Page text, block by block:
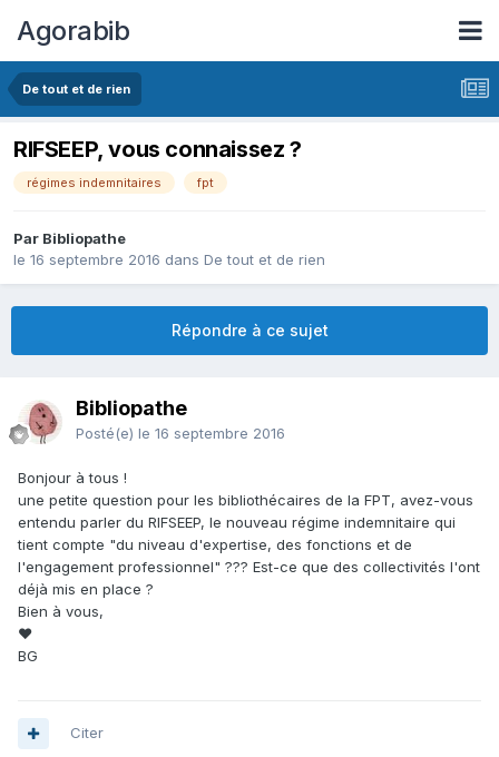
Agorabib
De tout et de rien
RIFSEEP, vous connaissez ?
régimes indemnitaires fpt
Par Bibliopathe
le 16 septembre 2016 dans De tout et de rien
Répondre à ce sujet
Bibliopathe
Posté(e) le 16 septembre 2016
Bonjour à tous !
une petite question pour les bibliothécaires de la FPT, avez-vous
entendu parler du RIFSEEP, le nouveau régime indemnitaire qui
tient compte "du niveau d'expertise, des fonctions et de
l'engagement professionnel" ??? Est-ce que des collectivités l'ont
déjà mis en place ?
Bien à vous,
♥
BG
Citer